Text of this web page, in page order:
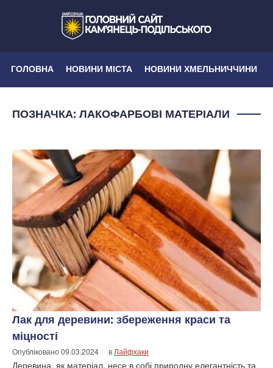
ГОЛОВНА НОВИНИ МІСТА НОВИНИ ХМЕЛЬНИЧЧИНИ
ПОЗНАЧКА: ЛАКОФАРБОВІ МАТЕРІАЛИ
Лак для деревини: збереження краси та
міцності
Опубліковано09.03.2024 в Лайфхаки
Деревина, як матеріал, несе в собі природну елегантність та